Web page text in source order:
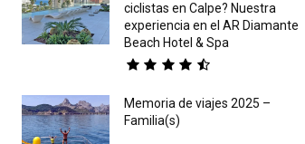
ciclistas en Calpe? Nuestra
experiencia en el AR Diamante
Beach Hotel & Spa
Memoria de viajes 2025 –
Familia(s)